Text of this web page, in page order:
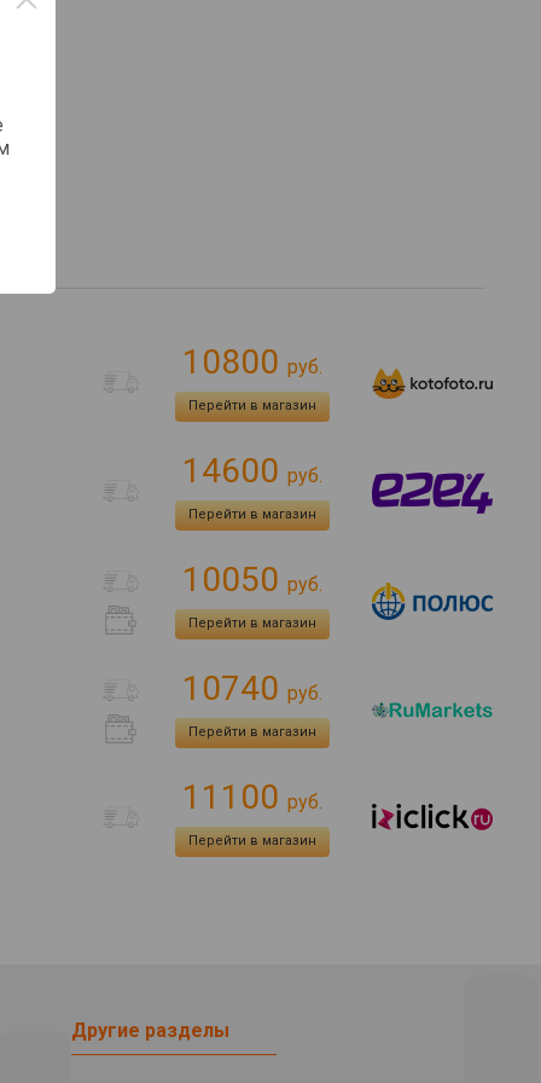
10800 руб.
Перейти в магазин
14600 руб.
Перейти в магазин
10050 руб.
Перейти в магазин
10740 руб.
Перейти в магазин
11100 руб.
Перейти в магазин
Другие разделы